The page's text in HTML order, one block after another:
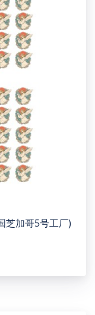
芝加哥5号工厂)